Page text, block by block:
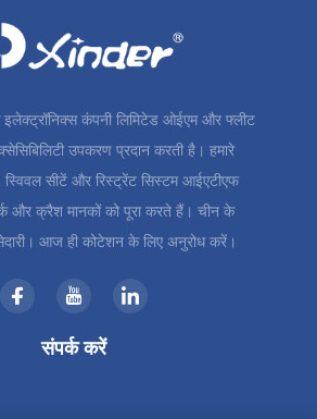
कंपनी लिमिटेड ओईएम और फ्लीट
उपकरण प्रदान करती है। हमारे
स्विवल सीटें और रिस्ट्रेंट सिस्टम आईएटीएफ
और क्रैश मानकों को पूरा करते हैं। चीन के
आज ही कोटेशन के लिए अनुरोध करें।
संपर्क करें